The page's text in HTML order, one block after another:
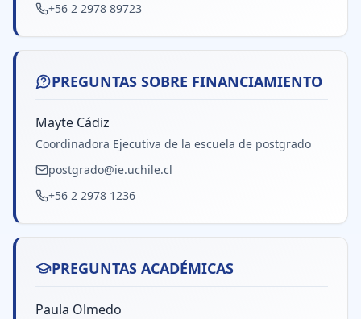
+56 2 2978 89723
PREGUNTAS SOBRE FINANCIAMIENTO
Mayte Cádiz
Coordinadora Ejecutiva de la escuela de postgrado
postgrado@ie.uchile.cl
+56 2 2978 1236
PREGUNTAS ACADÉMICAS
Paula Olmedo